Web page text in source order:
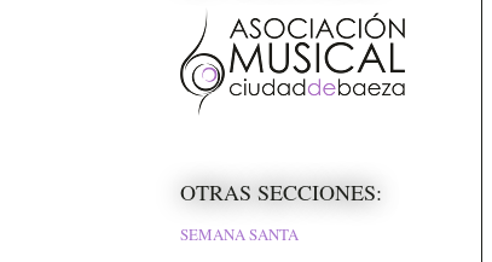
OTRAS SECCIONES:
SEMANA SANTA